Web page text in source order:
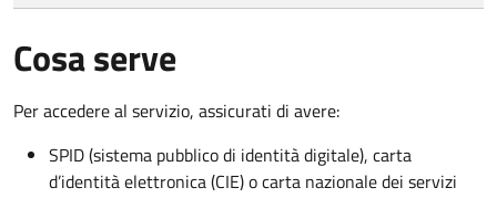
Cosa serve
Per accedere al servizio, assicurati di avere:
SPID (sistema pubblico di identità digitale), carta
d’identità elettronica (CIE) o carta nazionale dei servizi